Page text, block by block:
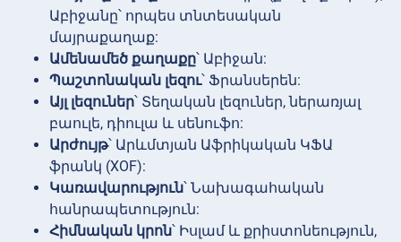
Աբիջանը՝ որպես տնտեսական
մայրաքաղաք:
Ամենամեծ քաղաքը՝ Աբիջան:
Պաշտոնական լեզու՝ Ֆրանսերեն:
Այլ լեզուներ՝ Տեղական լեզուներ, ներառյալ
բաուլե, դիուլա և սենուֆո:
Արժույթ՝ Արևմտյան Աֆրիկական ԿՖԱ
ֆրանկ (XOF):
Կառավարություն՝ Նախագահական
հանրապետություն:
Հիմնական կրոն՝ Իսլամ և քրիստոնեություն,